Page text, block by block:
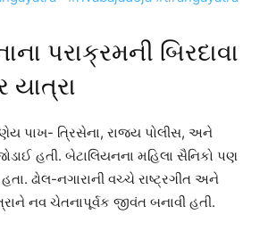
પરાક્રમની બિરદાવા
યાત્રા
પાખ- ત્રિસેના, રાજ્ય પોલીસ, અને
હતી. બેટાલિયનના મહિલા સૈનિકો પણ
ઢોલ-નગારાની વચ્ચે રાષ્ટ્રગીત અને
નવ ચેતનાપૂર્વક જીવંત બનાવી હતી.